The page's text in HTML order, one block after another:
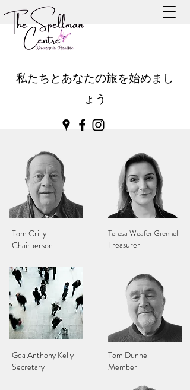
私たちとあなたの旅を始めまし
ょう
Tom Crilly
Chairperson
Teresa Weafer Grennell
Treasurer
Gda Anthony Kelly
Secretary
Tom Dunne
Member